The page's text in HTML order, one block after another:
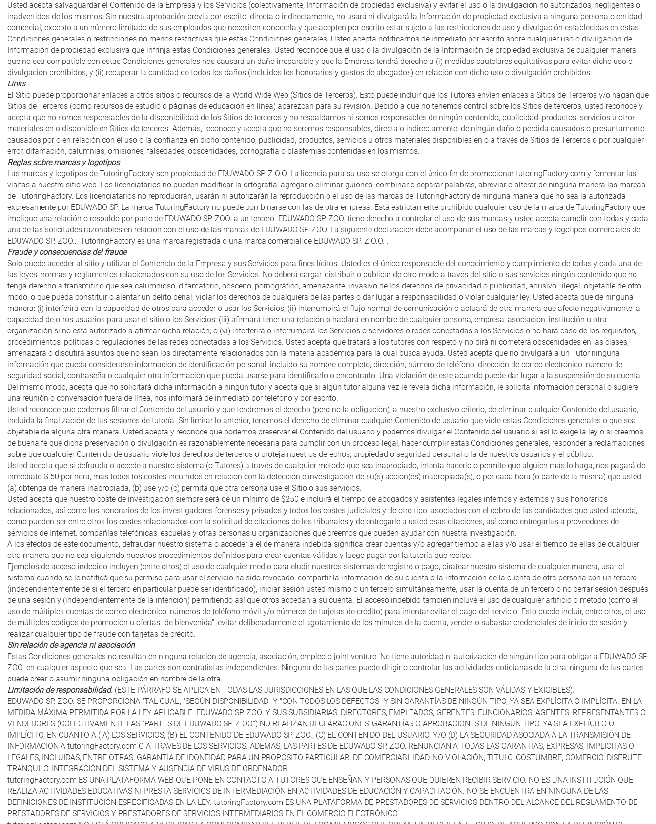
Usted acepta salvaguardar el Contenido de la Empresa y los Servicios (colectivamente, Información de propiedad exclusiva) y evitar el uso o la divulgación no autorizados, negligentes o
inadvertidos de los mismos. Sin nuestra aprobación previa por escrito, directa o indirectamente, no usará ni divulgará la Información de propiedad exclusiva a ninguna persona o entidad
comercial, excepto a un número limitado de sus empleados que necesiten conocerla y que acepten por escrito estar sujeto a las restricciones de uso y divulgación establecidas en estas
Condiciones generales o restricciones no menos restrictivas que estas Condiciones generales. Usted acepta notificarnos de inmediato por escrito sobre cualquier uso o divulgación de
Información de propiedad exclusiva que infrinja estas Condiciones generales. Usted reconoce que el uso o la divulgación de la Información de propiedad exclusiva de cualquier manera
que no sea compatible con estas Condiciones generales nos causará un daño irreparable y que la Empresa tendrá derecho a (i) medidas cautelares equitativas para evitar dicho uso o
divulgación prohibidos, y (ii) recuperar la cantidad de todos los daños (incluidos los honorarios y gastos de abogados) en relación con dicho uso o divulgación prohibidos.
Links
El Sitio puede proporcionar enlaces a otros sitios o recursos de la World Wide Web (Sitios de Terceros). Esto puede incluir que los Tutores envíen enlaces a Sitios de Terceros y/o hagan que
Sitios de Terceros (como recursos de estudio o páginas de educación en línea) aparezcan para su revisión. Debido a que no tenemos control sobre los Sitios de terceros, usted reconoce y
acepta que no somos responsables de la disponibilidad de los Sitios de terceros y no respaldamos ni somos responsables de ningún contenido, publicidad, productos, servicios u otros
materiales en o disponible en Sitios de terceros. Además, reconoce y acepta que no seremos responsables, directa o indirectamente, de ningún daño o pérdida causados ​​o presuntamente
causados ​​por o en relación con el uso o la confianza en dicho contenido, publicidad, productos, servicios u otros materiales disponibles en o a través de Sitios de Terceros o por cualquier
error, difamación, calumnias, omisiones, falsedades, obscenidades, pornografía o blasfemias contenidas en los mismos.
Reglas sobre marcas y logotipos
Las marcas y logotipos de TutoringFactory son propiedad de EDUWADO SP. Z O.O. La licencia para su uso se otorga con el único fin de promocionar tutoringFactory.com y fomentar las
visitas a nuestro sitio web. Los licenciatarios no pueden modificar la ortografía, agregar o eliminar guiones, combinar o separar palabras, abreviar o alterar de ninguna manera las marcas
de TutoringFactory. Los licenciatarios no reproducirán, usarán ni autorizarán la reproducción o el uso de las marcas de TutoringFactory de ninguna manera que no sea la autorizada
expresamente por EDUWADO SP. La marca TutoringFactory no puede combinarse con las de otra empresa. Está estrictamente prohibido cualquier uso de la marca de TutoringFactory que
implique una relación o respaldo por parte de EDUWADO SP. ZOO. a un tercero. EDUWADO SP. ZOO. tiene derecho a controlar el uso de sus marcas y usted acepta cumplir con todas y cada
una de las solicitudes razonables en relación con el uso de las marcas de EDUWADO SP. ZOO. La siguiente declaración debe acompañar el uso de las marcas y logotipos comerciales de
EDUWADO SP. ZOO.: "TutoringFactory es una marca registrada o una marca comercial de EDUWADO SP. Z O.O.".
Fraude y consecuencias del fraude
Solo puede acceder al sitio y utilizar el Contenido de la Empresa y sus Servicios para fines lícitos. Usted es el único responsable del conocimiento y cumplimiento de todas y cada una de
las leyes, normas y reglamentos relacionados con su uso de los Servicios. No deberá cargar, distribuir o publicar de otro modo a través del sitio o sus servicios ningún contenido que no
tenga derecho a transmitir o que sea calumnioso, difamatorio, obsceno, pornográfico, amenazante, invasivo de los derechos de privacidad o publicidad, abusivo , ilegal, objetable de otro
modo, o que pueda constituir o alentar un delito penal, violar los derechos de cualquiera de las partes o dar lugar a responsabilidad o violar cualquier ley. Usted acepta que de ninguna
manera: (i) interferirá con la capacidad de otros para acceder o usar los Servicios; (ii) interrumpirá el flujo normal de comunicación o actuará de otra manera que afecte negativamente la
capacidad de otros usuarios para usar el sitio o los Servicios; (iii) afirmará tener una relación o hablará en nombre de cualquier persona, empresa, asociación, institución u otra
organización si no está autorizado a afirmar dicha relación; o (vi) interferirá o interrumpirá los Servicios o servidores o redes conectadas a los Servicios o no hará caso de los requisitos,
procedimientos, políticas o regulaciones de las redes conectadas a los Servicios. Usted acepta que tratará a los tutores con respeto y no dirá ni cometerá obscenidades en las clases,
amenazará o discutirá asuntos que no sean los directamente relacionados con la materia académica para la cual busca ayuda. Usted acepta que no divulgará a un Tutor ninguna
información que pueda considerarse información de identificación personal, incluido su nombre completo, dirección, número de teléfono, dirección de correo electrónico, número de
seguridad social, contraseña o cualquier otra información que pueda usarse para identificarlo o encontrarlo. Una violación de este acuerdo puede dar lugar a la suspensión de su cuenta.
Del mismo modo, acepta que no solicitará dicha información a ningún tutor y acepta que si algún tutor alguna vez le revela dicha información, le solicita información personal o sugiere
una reunión o conversación fuera de línea, nos informará de inmediato por teléfono y por escrito.
Usted reconoce que podemos filtrar el Contenido del usuario y que tendremos el derecho (pero no la obligación), a nuestro exclusivo criterio, de eliminar cualquier Contenido del usuario,
incluida la finalización de las sesiones de tutoría. Sin limitar lo anterior, tenemos el derecho de eliminar cualquier Contenido de usuario que viole estas Condiciones generales o que sea
objetable de alguna otra manera. Usted acepta y reconoce que podemos preservar el Contenido del usuario y podemos divulgar el Contenido del usuario si así lo exige la ley o si creemos
de buena fe que dicha preservación o divulgación es razonablemente necesaria para cumplir con un proceso legal, hacer cumplir estas Condiciones generales, responder a reclamaciones
sobre que cualquier Contenido de usuario viole los derechos de terceros o proteja nuestros derechos, propiedad o seguridad personal o la de nuestros usuarios y el público.
Usted acepta que si defrauda o accede a nuestro sistema (o Tutores) a través de cualquier método que sea inapropiado, intenta hacerlo o permite que alguien más lo haga, nos pagará de
inmediato $ 50 por hora, más todos los costes incurridos en relación con la detección e investigación de su(s) acción(es) inapropiada(s), o por cada hora (o parte de la misma) que usted
(a) obtenga de manera inapropiada, (b) use y/o (c) permita que otra persona use el Sitio o sus servicios.
Usted acepta que nuestro coste de investigación siempre será de un mínimo de $250 e incluirá el tiempo de abogados y asistentes legales internos y externos y sus honorarios
relacionados, así como los honorarios de los investigadores forenses y privados y todos los costes judiciales y de otro tipo, asociados con el cobro de las cantidades que usted adeuda,
como pueden ser entre otros los costes relacionados con la solicitud de citaciones de los tribunales y de entregarle a usted esas citaciones, así como entregarlas a proveedores de
servicios de Internet, compañías telefónicas, escuelas y otras personas u organizaciones que creemos que pueden ayudar con nuestra investigación.
A los efectos de este documento, defraudar nuestro sistema o acceder a él de manera indebida significa crear cuentas y/o agregar tiempo a ellas y/o usar el tiempo de ellas de cualquier
otra manera que no sea siguiendo nuestros procedimientos definidos para crear cuentas válidas y luego pagar por la tutoría que recibe.
Ejemplos de acceso indebido incluyen (entre otros) el uso de cualquier medio para eludir nuestros sistemas de registro o pago, piratear nuestro sistema de cualquier manera, usar el
sistema cuando se le notificó que su permiso para usar el servicio ha sido revocado, compartir la información de su cuenta o la información de la cuenta de otra persona con un tercero
(independientemente de si el tercero en particular puede ser identificado), iniciar sesión usted mismo o un tercero simultáneamente, usar la cuenta de un tercero o no cerrar sesión después
de una sesión y (independientemente de la intención) permitiendo así que otros accedan a su cuenta. El acceso indebido también incluye el uso de cualquier artificio o método (como el
uso de múltiples cuentas de correo electrónico, números de teléfono móvil y/o números de tarjetas de crédito) para intentar evitar el pago del servicio. Esto puede incluir, entre otros, el uso
de múltiples códigos de promoción u ofertas "de bienvenida", evitar deliberadamente el agotamiento de los minutos de la cuenta, vender o subastar credenciales de inicio de sesión y
realizar cualquier tipo de fraude con tarjetas de crédito.
Sin relación de agencia ni asociación
Estas Condiciones generales no resultan en ninguna relación de agencia, asociación, empleo o joint venture. No tiene autoridad ni autorización de ningún tipo para obligar a EDUWADO SP.
ZOO. en cualquier aspecto que sea. Las partes son contratistas independientes. Ninguna de las partes puede dirigir o controlar las actividades cotidianas de la otra; ninguna de las partes
puede crear o asumir ninguna obligación en nombre de la otra.
Limitación de responsabilidad. (ESTE PÁRRAFO SE APLICA EN TODAS LAS JURISDICCIONES EN LAS QUE LAS CONDICIONES GENERALES SON VÁLIDAS Y EXIGIBLES).
EDUWADO SP. ZOO. SE PROPORCIONA "TAL CUAL", "SEGÚN DISPONIBILIDAD" Y "CON TODOS LOS DEFECTOS" Y SIN GARANTÍAS DE NINGÚN TIPO, YA SEA EXPLÍCITA O IMPLÍCITA. EN LA
MEDIDA MÁXIMA PERMITIDA POR LA LEY APLICABLE. EDUWADO SP. ZOO. Y SUS SUBSIDIARIAS, DIRECTORES, EMPLEADOS, GERENTES, FUNCIONARIOS, AGENTES, REPRESENTANTES O
VENDEDORES (COLECTIVAMENTE LAS "PARTES DE EDUWADO SP. Z OO") NO REALIZAN DECLARACIONES, GARANTÍAS O APROBACIONES DE NINGÚN TIPO, YA SEA EXPLÍCITO O
IMPLÍCITO, EN CUANTO A ( A) LOS SERVICIOS; (B) EL CONTENIDO DE EDUWADO SP. ZOO.; (C) EL CONTENIDO DEL USUARIO; Y/O (D) LA SEGURIDAD ASOCIADA A LA TRANSMISIÓN DE
INFORMACIÓN A tutoringFactory.com O A TRAVÉS DE LOS SERVICIOS. ADEMÁS, LAS PARTES DE EDUWADO SP. ZOO. RENUNCIAN A TODAS LAS GARANTÍAS, EXPRESAS, IMPLÍCITAS O
LEGALES, INCLUIDAS, ENTRE OTRAS, GARANTÍA DE IDONEIDAD PARA UN PROPÓSITO PARTICULAR, DE COMERCIABILIDAD, NO VIOLACIÓN, TÍTULO, COSTUMBRE, COMERCIO, DISFRUTE
TRANQUILO, INTEGRACIÓN DEL SISTEMA Y AUSENCIA DE VIRUS DE ORDENADOR.
tutoringFactory.com ES UNA PLATAFORMA WEB QUE PONE EN CONTACTO A TUTORES QUE ENSEÑAN Y PERSONAS QUE QUIEREN RECIBIR SERVICIO. NO ES UNA INSTITUCIÓN QUE
REALIZA ACTIVIDADES EDUCATIVAS NI PRESTA SERVICIOS DE INTERMEDIACIÓN EN ACTIVIDADES DE EDUCACIÓN Y CAPACITACIÓN. NO SE ENCUENTRA EN NINGUNA DE LAS
DEFINICIONES DE INSTITUCIÓN ESPECIFICADAS EN LA LEY. tutoringFactory.com ES UNA PLATAFORMA DE PRESTADORES DE SERVICIOS DENTRO DEL ALCANCE DEL REGLAMENTO DE
PRESTADORES DE SERVICIOS Y PRESTADORES DE SERVICIOS INTERMEDIARIOS EN EL COMERCIO ELECTRÓNICO.